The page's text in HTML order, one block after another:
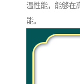
温性能，能够在
能。